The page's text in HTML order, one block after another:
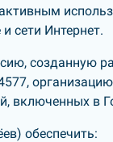
сети Интернет.
созданную
включенных в
обеспечить: